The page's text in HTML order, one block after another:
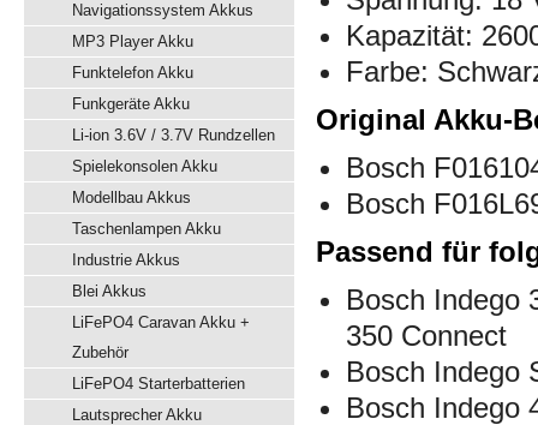
Navigationssystem Akkus
MP3 Player Akku
Funktelefon Akku
Funkgeräte Akku
Li-ion 3.6V / 3.7V Rundzellen
Spielekonsolen Akku
Modellbau Akkus
Taschenlampen Akku
Industrie Akkus
Blei Akkus
LiFePO4 Caravan Akku +
Zubehör
LiFePO4 Starterbatterien
Lautsprecher Akku
Kapazität:
Farbe:
Original Akku-
Bosch
Bosch
Passend für
Bosch Indego
350 Connect
Bosch Indego
Bosch Indego